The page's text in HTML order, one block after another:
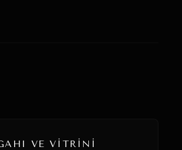
VE VITRINI